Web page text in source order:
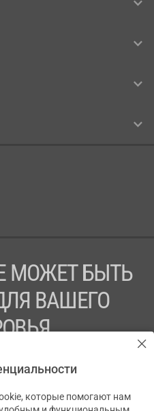
МОЖЕТ БЫТЬ
ВАШЕГО
ПРЕПАРАТА
С ВРАЧОМ
ЄДРПОУ 43631965.
которые помогают нам
✕